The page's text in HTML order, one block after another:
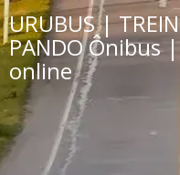
URUBUS |
PANDO Ônibus
online